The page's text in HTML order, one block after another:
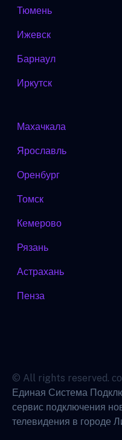
Тюмень
Ижевск
Барнаул
Иркутск
Махачкала
Ярославль
Оренбург
Томск
Кемерово
Рязань
Астрахань
Пенза
© All rights reserved.
Единая Система
сервис подключения
телевидения в городе